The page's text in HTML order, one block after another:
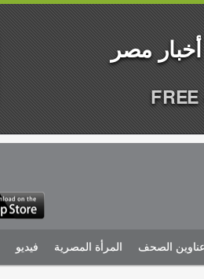
الصحف المرأة المصرية فيديو